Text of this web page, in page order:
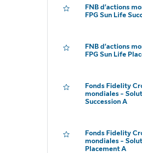
FNB d’actions
FPG Sun Life
FNB d’actions
FPG Sun Life
Fonds Fidelity
mondiales -
Succession A
Fonds Fidelity
mondiales -
Placement A